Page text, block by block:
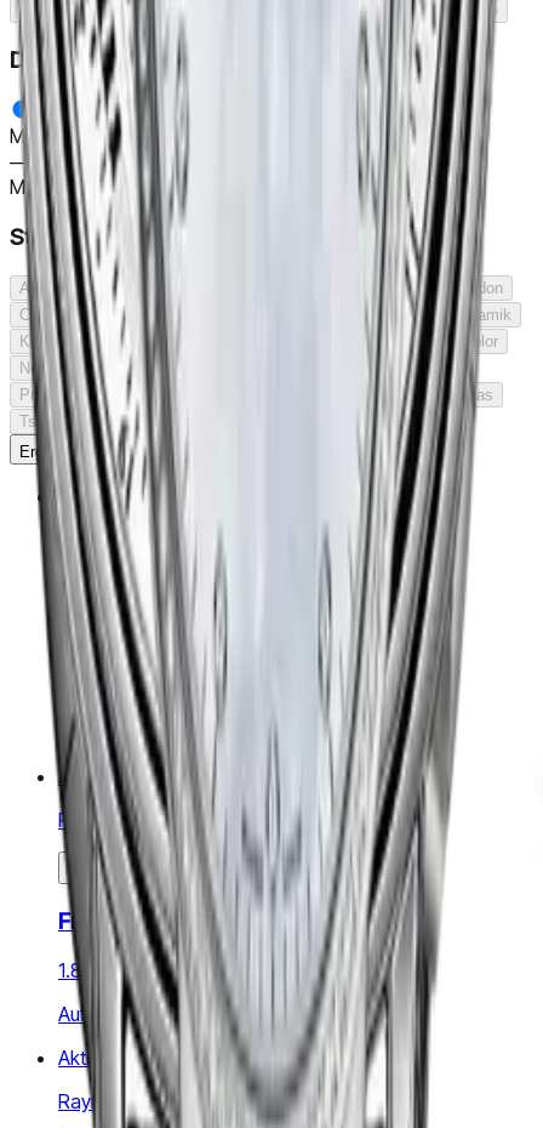
Drücker-Umklappschließe Knopf-Umklappschließe Dornschließe
Durchmesser (mm)
Minimum
—
Maximum
Stein
Achát Adular Blauer Topas
Chalcedon
Chrysopras
Citrin Karneol
Keramik
Kristall
Lapis Lazurit Mondstein
Multicolor
Nephrit
Obsidian Onyx Perle
Perlmutt
Prasiolith
Quarz Tansanit
Topas
Tsavorit
Tigerauge
Ergebnisse anzeigen
Aktion
Raymond Weil
Maestro Automatic Moonphase
3.748 €5.354 €
Auf Lager
Aktion
Raymond Weil
Freelancer Black
1.885 €2.358 €
Auf Lager
Aktion
Raymond Weil